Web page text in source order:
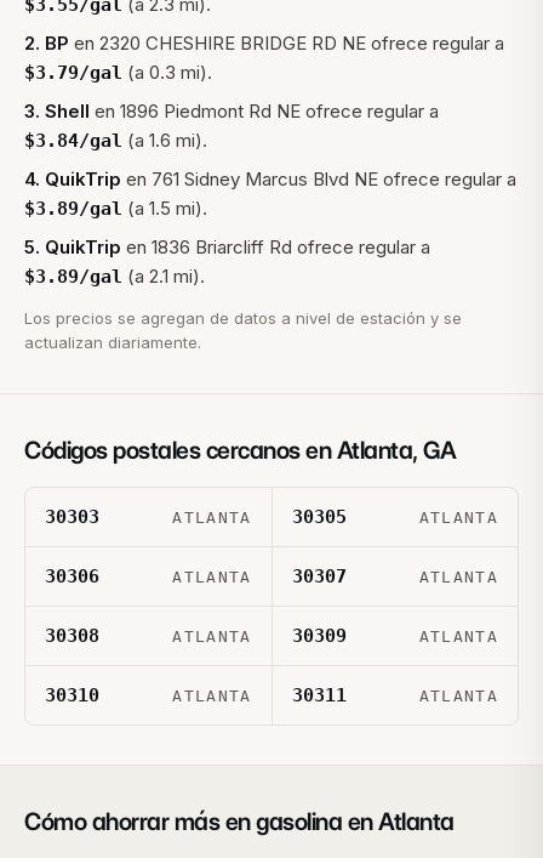
2. BP en 2320 CHESHIRE BRIDGE RD NE ofrece regular a
$3.79/gal (a 0.3 mi).
3. Shell en 1896 Piedmont Rd NE ofrece regular a
$3.84/gal (a 1.6 mi).
4. QuikTrip en 761 Sidney Marcus Blvd NE ofrece regular a
$3.89/gal (a 1.5 mi).
5. QuikTrip en 1836 Briarcliff Rd ofrece regular a
$3.89/gal (a 2.1 mi).
Los precios se agregan de datos a nivel de estación y se
actualizan diariamente.
Códigos postales cercanos enAtlanta, GA
30303 ATLANTA 30305 ATLANTA
30306 ATLANTA 30307 ATLANTA
30308 ATLANTA 30309 ATLANTA
30310 ATLANTA 30311 ATLANTA
Cómo ahorrar más en gasolina enAtlanta